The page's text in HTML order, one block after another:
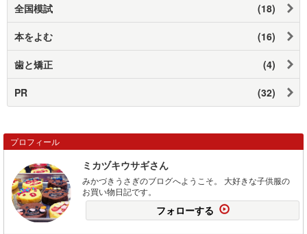
全国模試 (18)
本をよむ (16)
歯と矯正 (4)
PR (32)
プロフィール
ミカヅキウサギさん
みかづきうさぎのブログへようこそ。 大好きな子供服の
お買い物日記です。
フォローする